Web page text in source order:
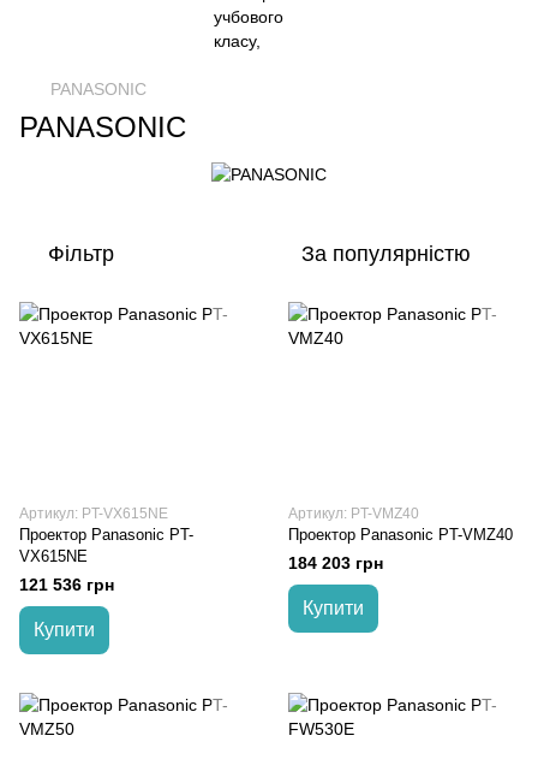
PANASONIC
PANASONIC
Фільтр За популярністю
Артикул: PT-VX615NE
Проектор Panasonic PT-
VX615NE
121 536 грн
Купити
Артикул: PT-VMZ40
Проектор Panasonic PT-VMZ40
184 203 грн
Купити